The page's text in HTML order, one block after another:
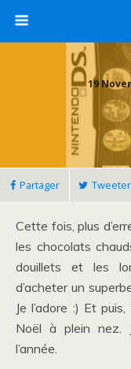
19
Partager Tweeter
Cette fois, plus
les chocolats
douillets et les
d’acheter un
Je l’adore :) Et
Noël à plein nez.
l’année.